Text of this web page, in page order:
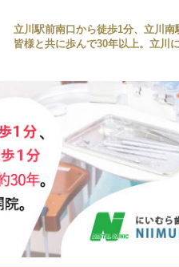
立川駅前南口から徒歩1分、立川南
皆様と共に歩んで30年以上。立川